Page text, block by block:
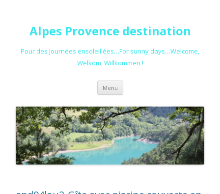
Alpes Provence destination
Pour des journées ensoleillées…For sunny days…Welcome,
Welkom, Willkommen !
Menu Aller au contenu principal